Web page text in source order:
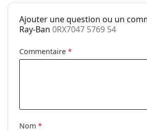
Poids:
160 g
nez ajustables:
Non
ressort:
nettoyage:
Oui
Ajouter une question ou un
Ray-Ban 0RX7047 5769 54
Commentaire *
Nom *